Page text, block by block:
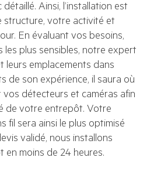
détaillé. Ainsi, l’installation est
structure, votre activité et
En évaluant vos besoins,
les plus sensibles, notre expert
leurs emplacements dans
de son expérience, il saura où
vos détecteurs et caméras afin
de votre entrepôt. Votre
fil sera ainsi le plus optimisé
validé, nous installons
moins de 24 heures.